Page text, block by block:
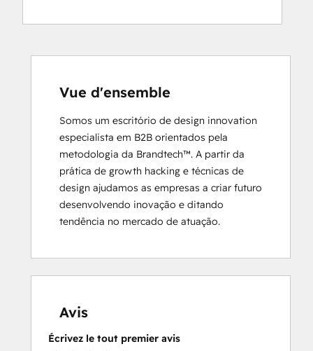
HubSpot Sales Hub Software
HubSpot Solutions Partner
Inbound Marketing
Platform Consulting
Revenue Operations
Salesforce Integration Certification
Vue d'ensemble
Somos um escritório de design innovation
especialista em B2B orientados pela
metodologia da Brandtech™. A partir da
prática de growth hacking e técnicas de
design ajudamos as empresas a criar futuro
desenvolvendo inovação e ditando
tendência no mercado de atuação.
Avis
Écrivez le tout premier avis